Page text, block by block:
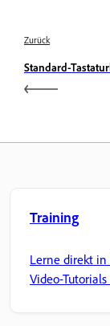
Zurück
Standard-
Training
Lerne direkt
Video-